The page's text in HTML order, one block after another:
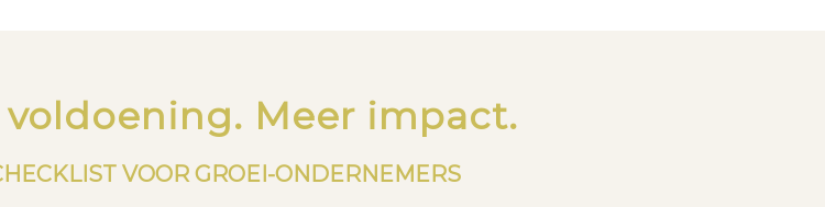
Meer impact.
VOOR GROEI-ONDERNEMERS